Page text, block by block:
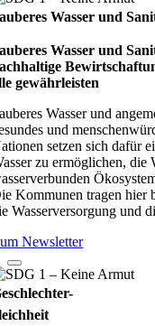
Wasser und
Wasser und
gewährleisten
Wasser und
und
setzen sich dafür
zu ermöglichen, die
Kommunen tragen hier
Wasserversorgung und
Newsletter